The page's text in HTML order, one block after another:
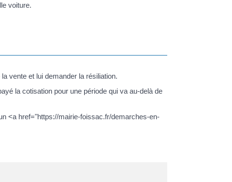
voiture.
vente et lui demander la résiliation.
la cotisation pour une période qui va au-delà de
<a href="https://mairie-foissac.fr/demarches-en-